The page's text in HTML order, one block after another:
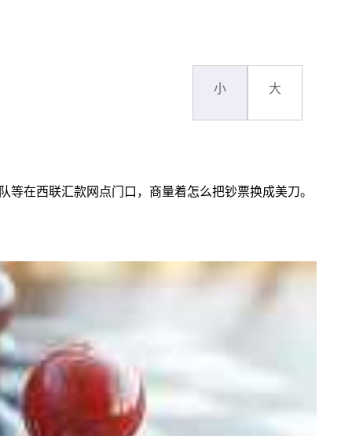
小 大
在西联汇款网点门口，商量着怎么把钞票换成美刀。